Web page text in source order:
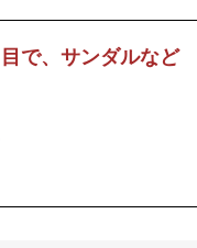
で、サンダルなど